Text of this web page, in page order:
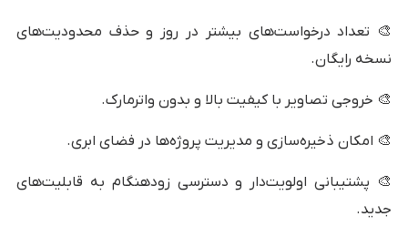
🎨 تعداد درخواست‌های بیشتر در روز و حذف محدودیت‌های
نسخه رایگان.
🎨 خروجی تصاویر با کیفیت بالا و بدون واترمارک.
🎨 امکان ذخیره‌سازی و مدیریت پروژه‌ها در فضای ابری.
🎨 پشتیبانی اولویت‌دار و دسترسی زودهنگام به قابلیت‌های
جدید.